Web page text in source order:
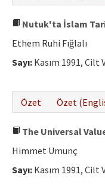
Nutuk'ta İslam
Ethem Ruhi Fığlalı
Sayı: Kasım 1991, Cilt
Özet
Özet
The Universal
Himmet Umunç
Sayı: Kasım 1991, Cilt